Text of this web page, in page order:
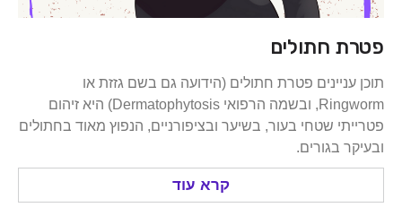
חתולים
פטרת חתולים (הידועה גם בשם גזזת או
Ringworm, ובשמה הרפואי Dermatophytosis) היא זיהום
שטחי בעור, בשיער ובציפורניים, הנפוץ מאוד בחתולים
בגורים.
קרא עוד